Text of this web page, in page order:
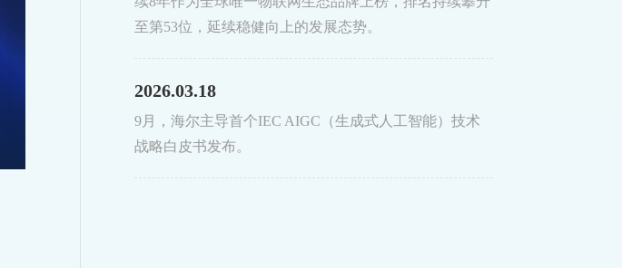
至第53位，延续稳健向上的发展态势。
2026.03.18
9月，海尔主导首个IEC AIGC（生成式人工智能）技术
战略白皮书发布。